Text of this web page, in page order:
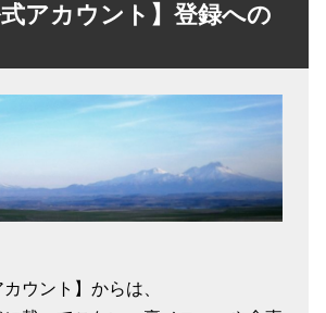
式アカウント】登録への
カウント】からは、